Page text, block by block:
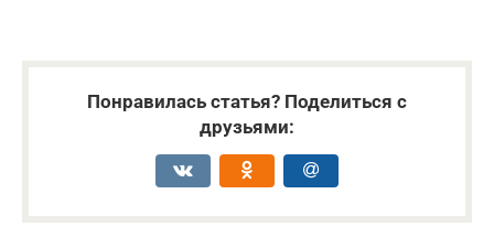
Понравилась статья? Поделиться с
друзьями: